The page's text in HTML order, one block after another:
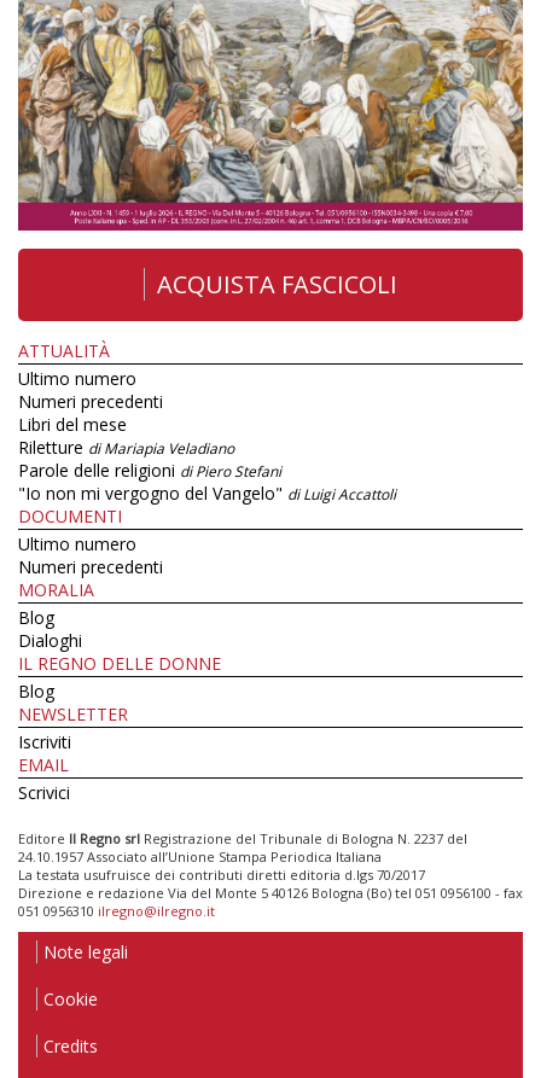
ACQUISTA FASCICOLI
ATTUALITÀ
Ultimo numero
Numeri precedenti
Libri del mese
Riletture di Mariapia Veladiano
Parole delle religioni di Piero Stefani
"Io non mi vergogno del Vangelo" di Luigi Accattoli
DOCUMENTI
Ultimo numero
Numeri precedenti
MORALIA
Blog
Dialoghi
IL REGNO DELLE DONNE
Blog
NEWSLETTER
Iscriviti
EMAIL
Scrivici
Editore Il Regno srl Registrazione del Tribunale di Bologna N. 2237 del
24.10.1957 Associato all’Unione Stampa Periodica Italiana
La testata usufruisce dei contributi diretti editoria d.lgs 70/2017
Direzione e redazione Via del Monte 5 40126 Bologna (Bo) tel 051 0956100 - fax
051 0956310 ilregno@ilregno.it
Note legali
Cookie
Credits